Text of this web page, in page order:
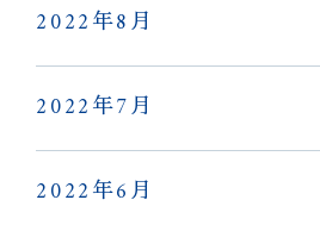
2022年8月
2022年7月
2022年6月